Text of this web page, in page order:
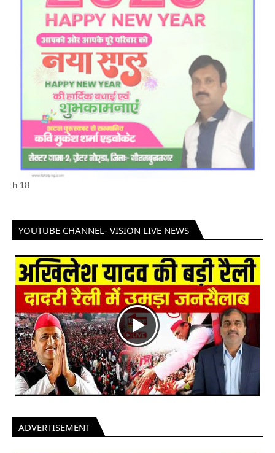
h 18
YOUTUBE CHANNEL- VISION LIVE NEWS
ADVERTISEMENT